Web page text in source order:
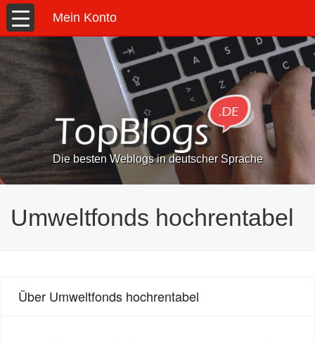
Mein Konto
Die besten Weblogs in deutscher Sprache
Umweltfonds hochrentabel
Über Umweltfonds hochrentabel